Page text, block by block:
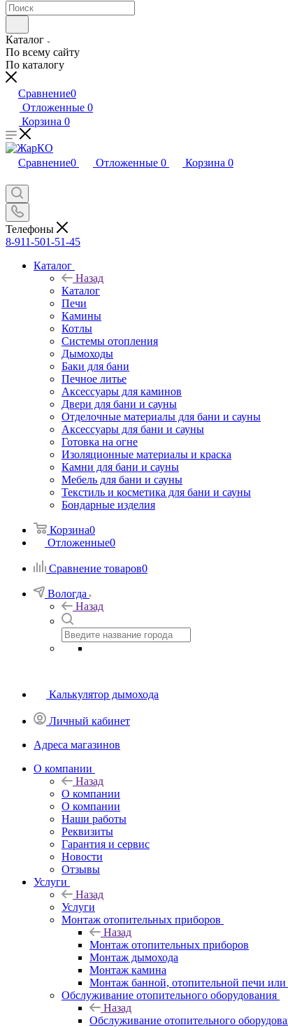
Каталог
По всему сайту
По каталогу
Сравнение0
Отложенные 0
Корзина 0
Сравнение0 Отложенные 0 Корзина 0
Телефоны
8-911-501-51-45
Каталог
Назад
Каталог
Печи
Камины
Котлы
Системы отопления
Дымоходы
Баки для бани
Печное литье
Аксессуары для каминов
Двери для бани и сауны
Отделочные материалы для бани и сауны
Аксессуары для бани и сауны
Готовка на огне
Изоляционные материалы и краска
Камни для бани и сауны
Мебель для бани и сауны
Текстиль и косметика для бани и сауны
Бондарные изделия
Корзина0
Отложенные0
Сравнение товаров0
Вологда
Назад
Калькулятор дымохода
Личный кабинет
Адреса магазинов
O компании
Назад
O компании
О компании
Наши работы
Реквизиты
Гарантия и сервис
Новости
Отзывы
Услуги
Назад
Услуги
Монтаж отопительных приборов
Назад
Монтаж отопительных приборов
Монтаж дымохода
Монтаж камина
Монтаж банной, отопительной печи
Обслуживание отопительного оборудования
Назад
Обслуживание отопительного